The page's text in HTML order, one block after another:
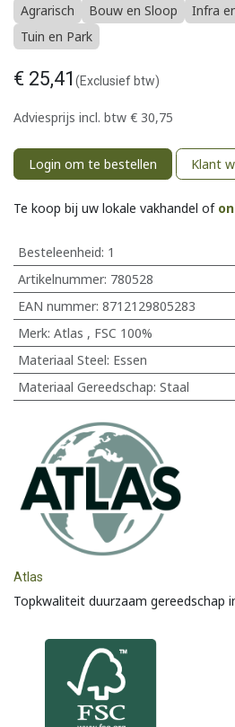
Agrarisch Bouw en Sloop
Infra
Tuin en Park
€ 25,41 (Exclusief btw)
Adviesprijs incl. btw € 30,75
Login om te bestellen Klant
Te koop bij uw lokale vakhandel of
Besteleenheid: 1
Artikelnummer: 780528
EAN nummer: 8712129805283
Merk: Atlas , FSC 100%
Materiaal Steel: Essen
Materiaal Gereedschap: Staal
Atlas
Topkwaliteit duurzaam gereedschap